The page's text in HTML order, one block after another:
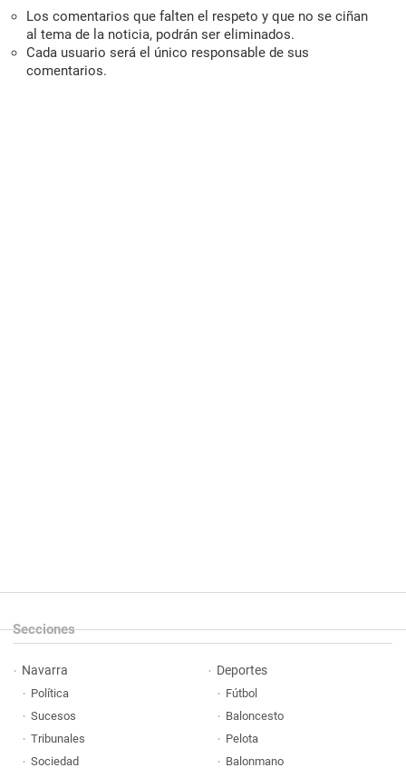
Los comentarios que falten el respeto y que no se ciñan
al tema de la noticia, podrán ser eliminados.
Cada usuario será el único responsable de sus
comentarios.
Secciones
Navarra
Política
Sucesos
Tribunales
Sociedad
Deportes
Fútbol
Baloncesto
Pelota
Balonmano